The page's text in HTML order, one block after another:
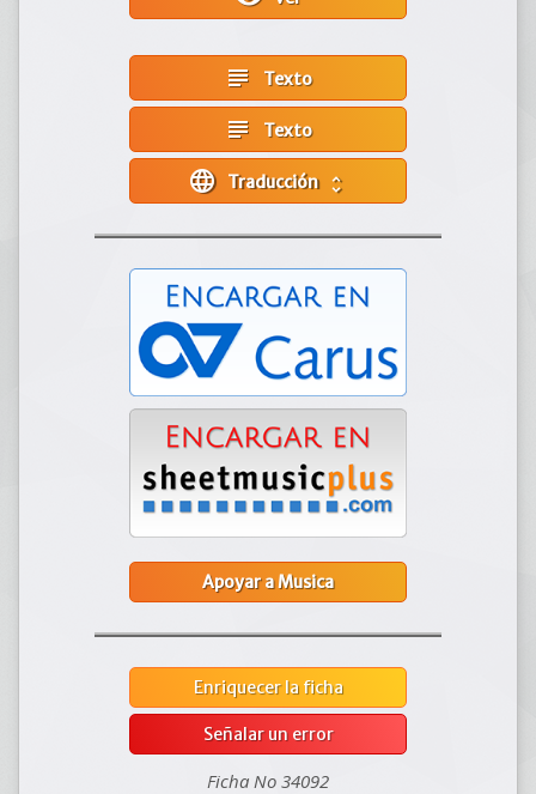
subject Texto
subject Texto
language unfold_more
Apoyar a Musica
Enriquecer la ficha
Señalar un error
Ficha No 34092